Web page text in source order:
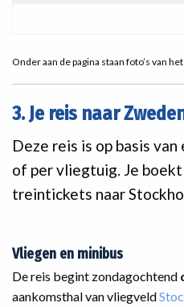
Onder aan de pagina staan foto’s van
3. Je reis naar
Deze reis is op basis
of per vliegtuig. Je
treintickets naar
Vliegen en minibus
De reis begint zondagochtend
aankomsthal van vliegveld